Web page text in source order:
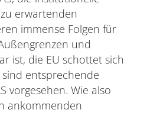
erwartenden
immense Folgen für
und
ist, die EU schottet sich
entsprechende
vorgesehen. Wie also
ankommenden